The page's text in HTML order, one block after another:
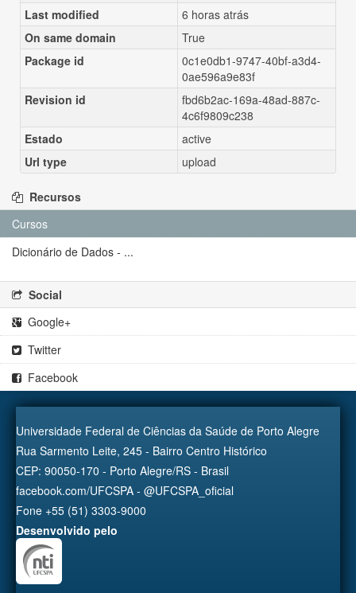
Last modified
6 horas atrás
On same domain
True
Package id
0c1e0db1-9747-40bf-a3d4-
0ae596a9e83f
Revision id
fbd6b2ac-169a-48ad-887c-
4c6f9809c238
Estado
active
Url type
upload
Recursos
Cursos
Dicionário de Dados - ...
Social
Google+
Twitter
Facebook
Universidade Federal de Ciências da Saúde de Porto Alegre
Rua Sarmento Leite, 245 - Bairro Centro Histórico
CEP: 90050-170 - Porto Alegre/RS - Brasil
facebook.com/UFCSPA - @UFCSPA_oficial
Fone +55 (51) 3303-9000
Desenvolvido pelo